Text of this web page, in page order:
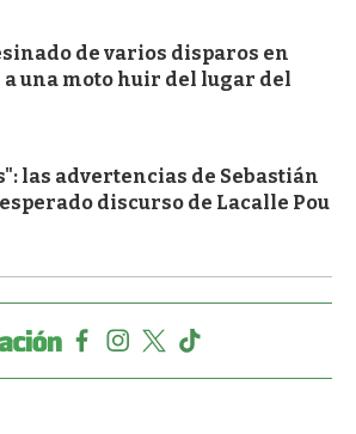
de varios disparos en
una moto huir del lugar del
las advertencias de Sebastián
discurso de Lacalle Pou